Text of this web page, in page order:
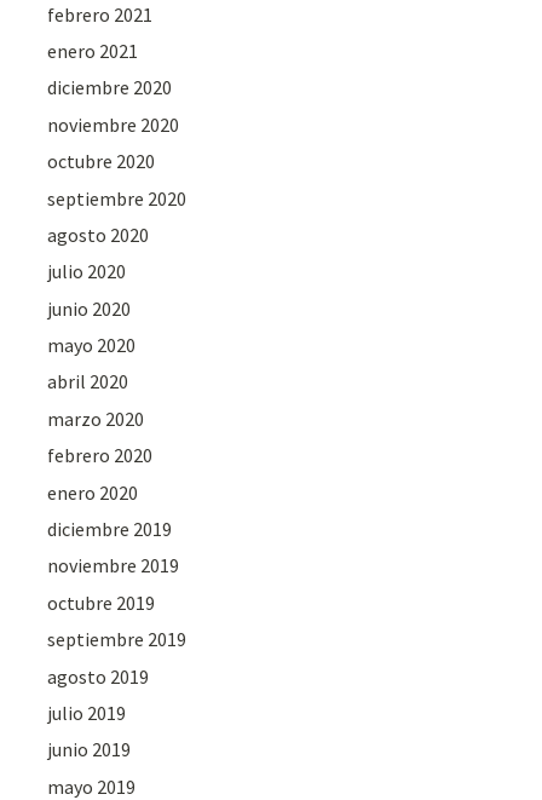
febrero 2021
enero 2021
diciembre 2020
noviembre 2020
octubre 2020
septiembre 2020
agosto 2020
julio 2020
junio 2020
mayo 2020
abril 2020
marzo 2020
febrero 2020
enero 2020
diciembre 2019
noviembre 2019
octubre 2019
septiembre 2019
agosto 2019
julio 2019
junio 2019
mayo 2019